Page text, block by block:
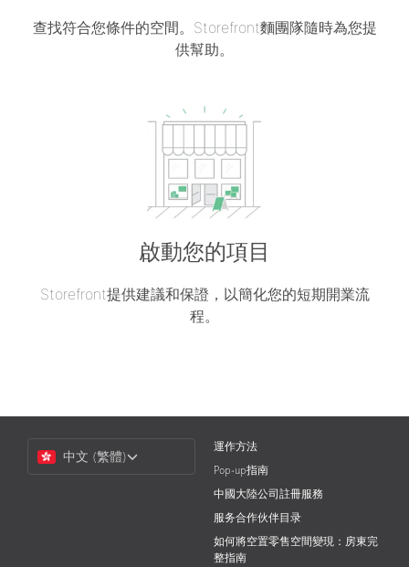
查找符合您條件的空間。Storefront麵團隊隨時為您提
供幫助。
啟動您的項目
Storefront提供建議和保證，以簡化您的短期開業流
程。
Language
中文 (繁體)
運作方法
Pop-up指南
中國大陸公司註冊服務
服务合作伙伴目录
如何將空置零售空間變現：房東完
整指南